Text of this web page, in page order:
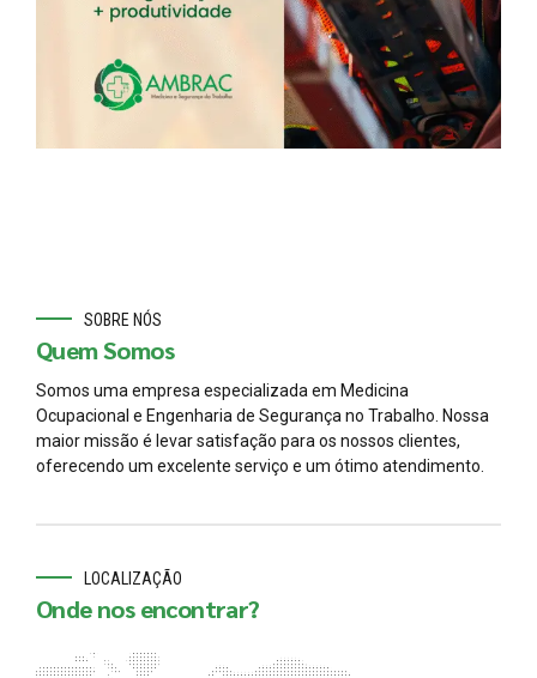
SOBRE NÓS
Quem Somos
Somos uma empresa especializada em Medicina
Ocupacional e Engenharia de Segurança no Trabalho. Nossa
maior missão é levar satisfação para os nossos clientes,
oferecendo um excelente serviço e um ótimo atendimento.
LOCALIZAÇÃO
Onde nos encontrar?